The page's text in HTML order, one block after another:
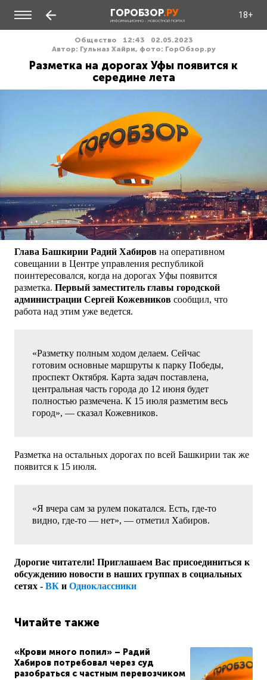
ГОРОБЗОР.РУ
ИНФОРМАЦИОННО - НОВОСТНОЙ ПОРТАЛ
18+
Общество 12:43
02.05.2023
Автор: Гульназ Хайри, фото: ГорОбзор.ру
Разметка на дорогах Уфы появится к
середине лета
Глава Башкирии Радий Хабиров на оперативном
совещании в Центре управления республикой
поинтересовался, когда на дорогах Уфы появится
разметка. Первый заместитель главы городской
администрации Сергей Кожевников сообщил, что
работа над этим уже ведется.
«Разметку полным ходом делаем. Сейчас
готовим основные маршруты к парку Победы,
проспект Октября. Карта задач поставлена,
центральная часть города до 12 июня будет
полностью размечена. К 15 июля разметим весь
город», — сказал Кожевников.
Разметка на остальных дорогах по всей Башкирии так же
появится к 15 июля.
«Я вчера сам за рулем покатался. Есть, где-то
видно, где-то — нет», — отметил Хабиров.
Дорогие читатели! Приглашаем Вас присоединиться к
обсуждению новости в наших группах в социальных
сетях - ВК и Одноклассники
Читайте также
«Крови много попил» – Радий
Хабиров потребовал через суд
разобраться с частным перевозчиком